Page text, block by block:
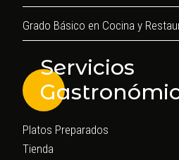
Grado Básico en Cocina y
Servicios
Platos Preparados
Tienda